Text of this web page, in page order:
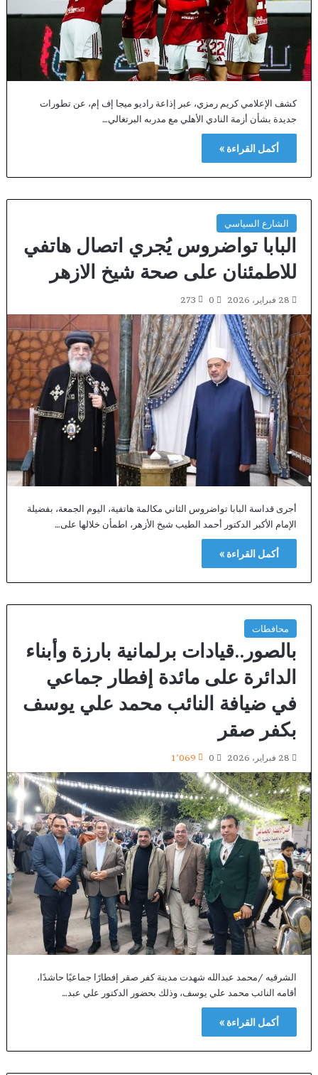
كشف الإعلامي كريم رمزي، عبر إذاعة راديو ميجا إف إم، عن تطورات
جديدة بشأن أزمة النادي الأهلي مع مدربه البرتغالي…
أكمل القراءة »
الشارع السياسي
البابا تواضروس يُجري اتصال هاتفي
للاطمئنان على صحة شيخ الازهر
28 فبراير، 2026 0
273
أجرى قداسة البابا تواضروس الثاني مكالمة هاتفية، اليوم الجمعة، بفضيلة
الإمام الأكبر الدكتور أحمد الطيب شيخ الأزهر، اطمأن خلالها على…
أكمل القراءة »
محافطات
بالصور..قيادات برلمانية بارزة وأبناء
الدائرة على مائدة إفطار جماعي
في ضيافة النائب محمد علي يوسف
بكفر صقر
28 فبراير، 2026 0 1٬069
الشرقيه /محمد عبدالله شهدت مدينة كفر صقر إفطارًا جماعيًا حاشدًا،
أقامه النائب محمد علي يوسف، وذلك بحضور الدكتور علي عبد…
أكمل القراءة »